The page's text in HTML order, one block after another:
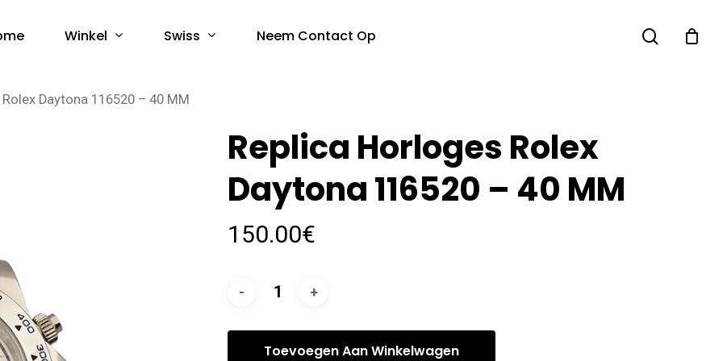
Winkel Swiss Neem Contact Op search
Daytona 116520 – 40 MM
Replica Horloges Rolex
Daytona 116520 – 40 MM
150.00€
Toevoegen Aan Winkelwagen